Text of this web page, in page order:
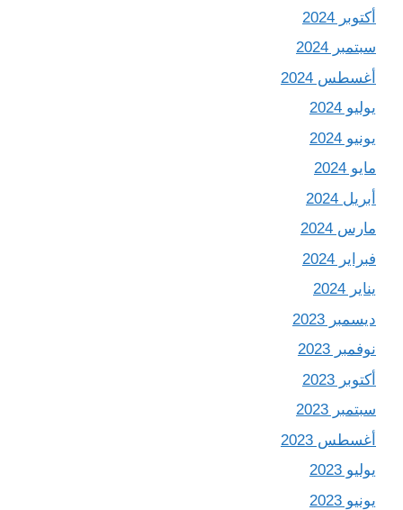
أكتوبر 2024
سبتمبر 2024
أغسطس 2024
يوليو 2024
يونيو 2024
مايو 2024
أبريل 2024
مارس 2024
فبراير 2024
يناير 2024
ديسمبر 2023
نوفمبر 2023
أكتوبر 2023
سبتمبر 2023
أغسطس 2023
يوليو 2023
يونيو 2023